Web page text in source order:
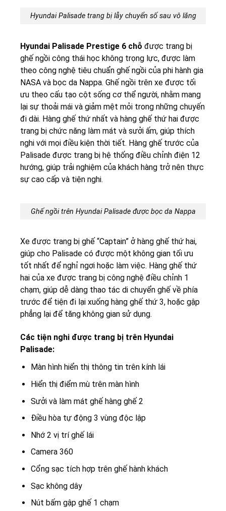
Hyundai Palisade trang bị lẫy chuyển số sau vô lăng
Hyundai Palisade Prestige 6 chỗ được trang bị
ghế ngồi công thái học không trọng lực, được làm
theo công nghệ tiêu chuẩn ghế ngồi của phi hành gia
NASA và bọc da Nappa. Ghế ngồi trên xe được tối
ưu theo cấu tạo cột sống cơ thể người, nhằm mang
lại sự thoải mái và giảm mệt mỏi trong những chuyến
đi dài. Hàng ghế thứ nhất và hàng ghế thứ hai được
trang bị chức năng làm mát và sưởi ấm, giúp thích
nghi với mọi điều kiện thời tiết. Hàng ghế trước của
Palisade được trang bị hệ thống điều chỉnh điện 12
hướng, giúp trải nghiệm của khách hàng trở nên thực
sự cao cấp và tiện nghi.
Ghế ngồi trên Hyundai Palisade được bọc da Nappa
Xe được trang bị ghế “Captain” ở hàng ghế thứ hai,
giúp cho Palisade có được một không gian tối ưu
tốt nhất để nghỉ ngơi hoặc làm việc. Hàng ghế thứ
hai của xe được trang bị công nghệ điều chỉnh 1
chạm, giúp dễ dàng thao tác di chuyển ghế về phía
trước để tiện đi lại xuống hàng ghế thứ 3, hoặc gập
phẳng lại để tăng không gian sử dụng.
Các tiện nghi được trang bị trên Hyundai
Palisade:
Màn hình hiển thị thông tin trên kính lái
Hiển thị điểm mù trên màn hình
Sưởi và làm mát ghế hàng ghế 2
Điều hòa tự động 3 vùng độc lập
Nhớ 2 vị trí ghế lái
Camera 360
Cổng sạc tích hợp trên ghế hành khách
Sạc không dây
Nút bấm gập ghế 1 chạm